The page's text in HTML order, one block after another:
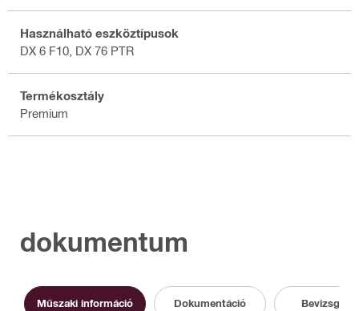
Használható eszköztípusok
DX 6 F10, DX 76 PTR
Termékosztály
Premium
dokumentum
Műszaki információ Dokumentáció Bevizsgálás